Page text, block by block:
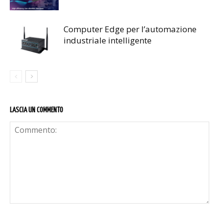
Computer Edge per l’automazione
industriale intelligente
LASCIA UN COMMENTO